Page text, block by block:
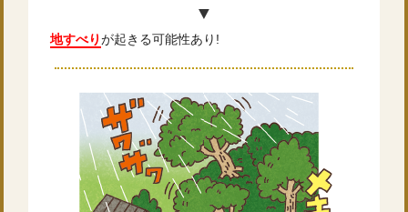
▼
地すべり が起きる可能性あり!